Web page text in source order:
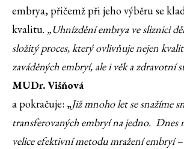
embrya, přičemž při jeho výběru se
kvalitu. „Uhnízdění embrya ve sliznici
složitý proces, který ovlivňuje nejen
zaváděných embryí, ale i věk a zdravotní
MUDr. Višňová
a pokračuje: „Již mnoho let se snažíme
transferovaných embryí na jedno. Dnes
velice efektivní metodu mražení embryí